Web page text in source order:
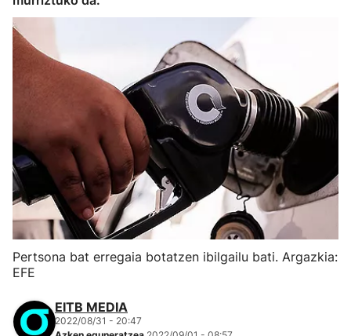
Pertsona bat erregaia botatzen ibilgailu bati. Argazkia:
EFE
EITB MEDIA
2022/08/31 - 20:47